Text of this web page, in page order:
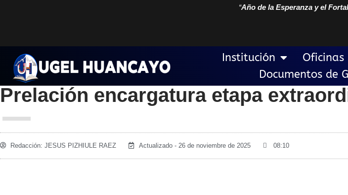
contenido
“Año de la Esperanza y el
Institución Oficinas
Documentos de
Prelación encargatura etapa
Redacción: JESUS PIZHIULE RAEZ Actualizado - 26 de noviembre de 2025 08:10